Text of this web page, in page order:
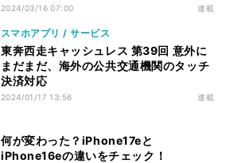
2024/03/16 07:00 連載
スマホアプリ / サービス
東奔西走キャッシュレス 第39回 意外に
まだまだ、海外の公共交通機関のタッチ
決済対応
2024/01/17 13:56 連載
何が変わった？iPhone17eと
iPhone16eの違いをチェック！